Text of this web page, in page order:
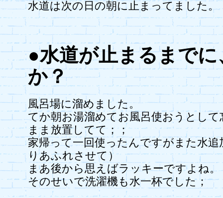
水道は次の日の朝に止まってました。
●水道が止まるまで
か？
風呂場に溜めました。
てか朝お湯溜めてお風呂使おうとし
まま放置してて；；
家帰って一回使ったんですがまた水
りあふれさせて）
まあ後から思えばラッキーですよね。
そのせいで洗濯機も水一杯でした；